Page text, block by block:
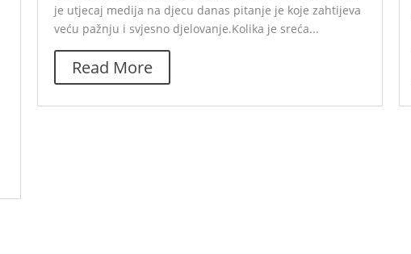
je utjecaj medija na djecu danas pitanje je koje zahtijeva
veću pažnju i svjesno djelovanje.Kolika je sreća...
Read More